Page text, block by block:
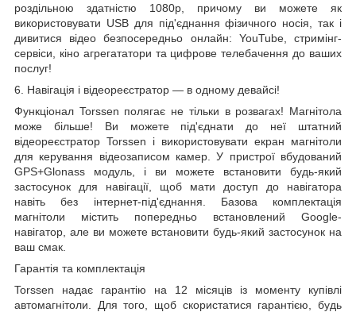
роздільною здатністю
1080р, причому ви можете як
використовувати USB для під'єднання фізичного носія, так і
дивитися відео безпосередньо онлайн: YouTube, стримінг-
сервіси, кіно агрегататори та цифрове телебачення до ваших
послуг!
6. Навігація і відеореєстратор — в одному девайсі!
Функціонал Torssen полягає не тільки в розвагах! Магнітола
може більше! Ви можете під'єднати до неї штатний
відеореєстратор Torssen і використовувати екран магнітоли
для керування відеозаписом камер. У пристрої вбудований
GPS+Glonass модуль, і ви можете встановити будь-який
застосунок для навігації, щоб мати доступ до навігатора
навіть без інтернет-під'єднання. Базова комплектація
магнітоли містить попередньо встановлений Google-
навігатор, але ви можете встановити будь-який застосунок на
ваш смак.
Гарантія та комплектація
Torssen надає гарантію на 12 місяців із моменту купівлі
автомагнітоли. Для того, щоб скористатися гарантією, будь